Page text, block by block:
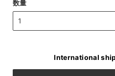
数量
International